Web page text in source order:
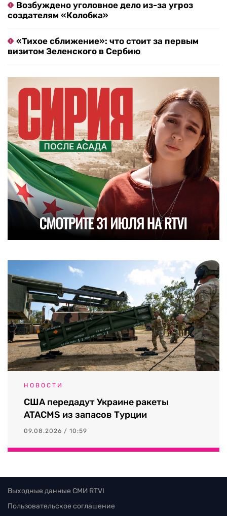
Возбуждено уголовное дело из-за угроз
создателям «Колобка»
«Тихое сближение»: что стоит за первым
визитом Зеленского в Сербию
НОВОСТИ
США передадут Украине ракеты
ATACMS из запасов Турции
09.08.2026 / 10:59
Выходные данные СМИ RTVI
Пользовательское соглашение